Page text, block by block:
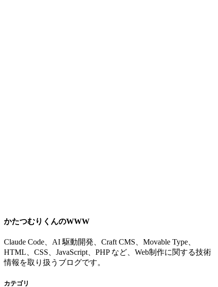
かたつむりくんのWWW
Claude Code、AI 駆動開発、Craft CMS、Movable Type、
HTML、CSS、JavaScript、PHP など、Web制作に関する技術
情報を取り扱うブログです。
カテゴリ